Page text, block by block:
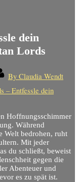
dein
Lords
By Claudia Wendt
– Entfessle dein
Hoffnungsschimmer
Während
Welt bedrohen, ruht
Mit jeder
du schließt, beweist
gegen die
Abenteuer und
es zu spät ist.